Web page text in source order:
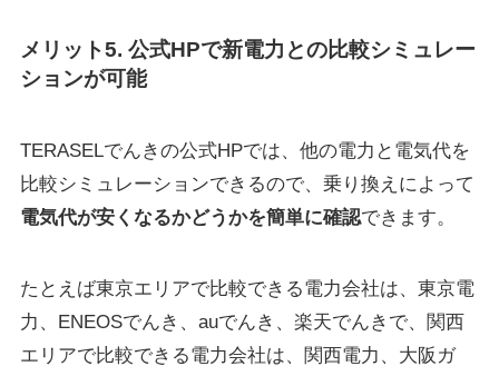
メリット5. 公式HPで新電力との比較シミュレー
ションが可能
TERASELでんきの公式HPでは、他の電力と電気代を
比較シミュレーションできるので、乗り換えによって
電気代が安くなるかどうかを簡単に確認できます。
たとえば東京エリアで比較できる電力会社は、東京電
力、ENEOSでんき、auでんき、楽天でんきで、関西
エリアで比較できる電力会社は、関西電力、大阪ガ